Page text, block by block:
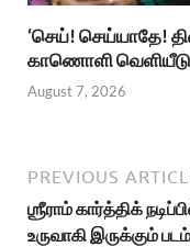
‘செய்! செய்யாதே!
காணொளி வெளியீடு
August 7, 2026
PREVIOUS
ஶ்ரீராம் கார்த்திக்
உருவாகி இருக்கும் படம்